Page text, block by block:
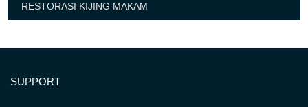
RESTORASI KIJING MAKAM
SUPPORT